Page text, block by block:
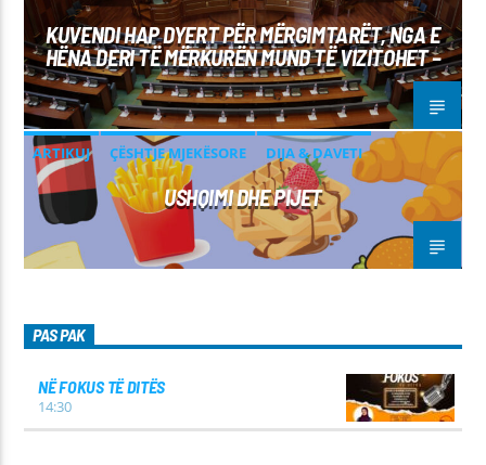
KUVENDI HAP DYERT PËR MËRGIMTARËT, NGA E
HËNA DERI TË MËRKURËN MUND TË VIZITOHET –
ARTIKUJ ÇËSHTJE MJEKËSORE DIJA & DAVETI
USHQIMI DHE PIJET
PAS PAK
NË FOKUS TË DITËS
14:30